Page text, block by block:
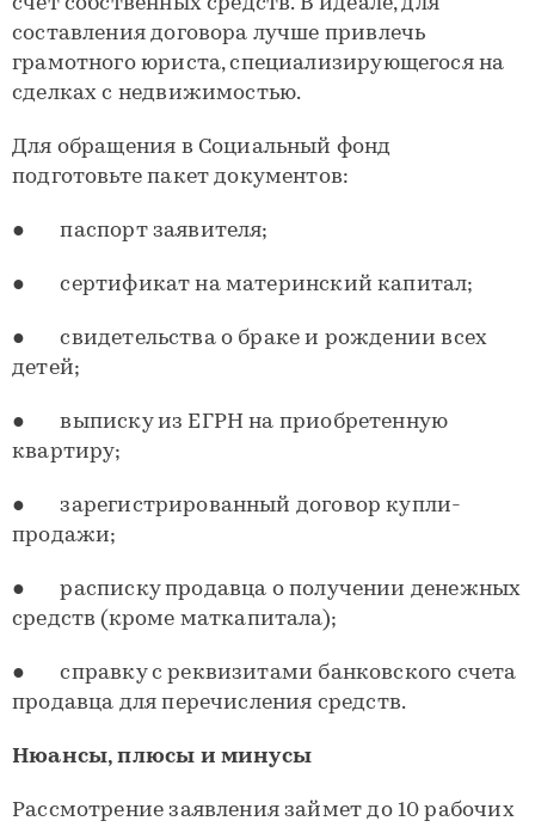
составления договора лучше привлечь
грамотного юриста, специализирующегося на
сделках с недвижимостью.
Для обращения в Социальный фонд
подготовьте пакет документов:
● паспорт заявителя;
● сертификат на материнский капитал;
● свидетельства о браке и рождении всех
детей;
● выписку из ЕГРН на приобретенную
квартиру;
● зарегистрированный договор купли-
продажи;
● расписку продавца о получении денежных
средств (кроме маткапитала);
● справку с реквизитами банковского счета
продавца для перечисления средств.
Нюансы, плюсы и минусы
Рассмотрение заявления займет до 10 рабочих